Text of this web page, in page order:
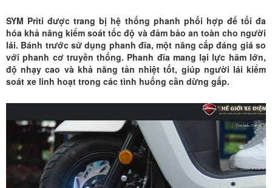
SYM Priti được trang bị hệ thống phanh phối hợp để tối đa
hóa khả năng kiểm soát tốc độ và đảm bảo an toàn cho người
lái. Bánh trước sử dụng phanh đĩa, một nâng cấp đáng giá so
với phanh cơ truyền thống. Phanh đĩa mang lại lực hãm lớn,
độ nhạy cao và khả năng tản nhiệt tốt, giúp người lái kiểm
soát xe linh hoạt trong các tình huống cần dừng gấp.